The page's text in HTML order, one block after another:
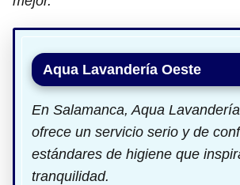
Aqua Lavandería Oeste
En Salamanca, Aqua
ofrece un servicio serio y de
estándares de higiene que
tranquilidad.